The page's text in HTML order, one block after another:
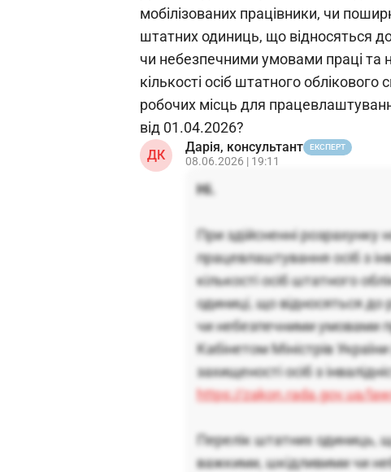
мобілізованих працівники, чи
штатних одиниць, що відносяться
чи небезпечними умовами праці та
кількості осіб штатного
робочих місць для
від 01.04.2026?
ДК
Дарія, консультант ЕКСПЕРТ
08.06.2026 | 19:11
Ні.
При здійсненні
працевлаштування осіб з
кількості осіб штатного
одиниці, що відносяться
чи небезпечними умовами
Кабінетом Міністрів
захищеності осіб з
https://zakon.rada.gov.ua/
Перелік штатних одиниць,
важкими, шкідливими чи